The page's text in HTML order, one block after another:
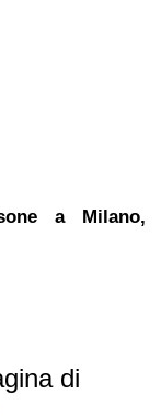
a Milano,
di